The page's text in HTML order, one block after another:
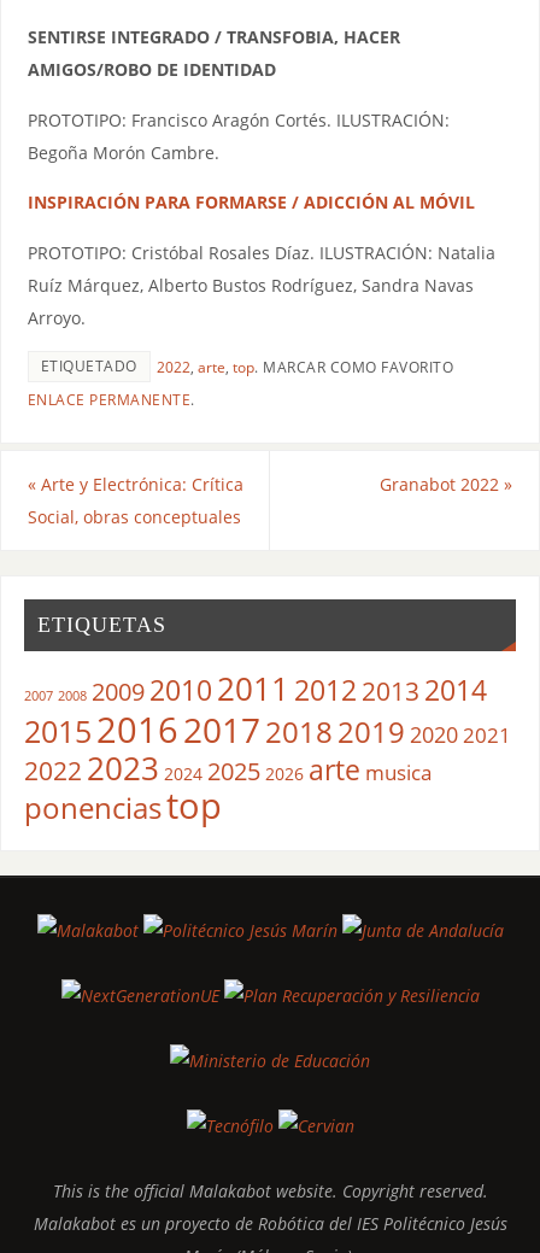
SENTIRSE INTEGRADO / TRANSFOBIA, HACER
AMIGOS/ROBO DE IDENTIDAD
PROTOTIPO: Francisco Aragón Cortés. ILUSTRACIÓN:
Begoña Morón Cambre.
INSPIRACIÓN PARA FORMARSE / ADICCIÓN AL MÓVIL
PROTOTIPO: Cristóbal Rosales Díaz. ILUSTRACIÓN: Natalia
Ruíz Márquez, Alberto Bustos Rodríguez, Sandra Navas
Arroyo.
ETIQUETADO 2022, arte, top. MARCAR COMO FAVORITO
ENLACE PERMANENTE.
«Arte y Electrónica: Crítica
Social, obras conceptuales
Granabot 2022»
ETIQUETAS
2007 2008 200920102011 2012 2013 2014
20152016201720182019 20202021
2022 2023 2024 2025 2026 arte musica
ponenciastop
This is the official Malakabot website. Copyright reserved.
Malakabot es un proyecto de Robótica del IES Politécnico Jesús